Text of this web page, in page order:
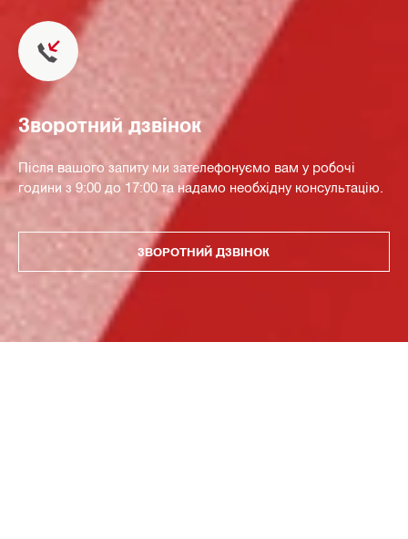
Зворотний дзвінок
Після вашого запиту ми зателефонуємо вам у робочі
години з 9:00 до 17:00 та надамо необхідну консультацію.
ЗВОРОТНИЙ ДЗВІНОК